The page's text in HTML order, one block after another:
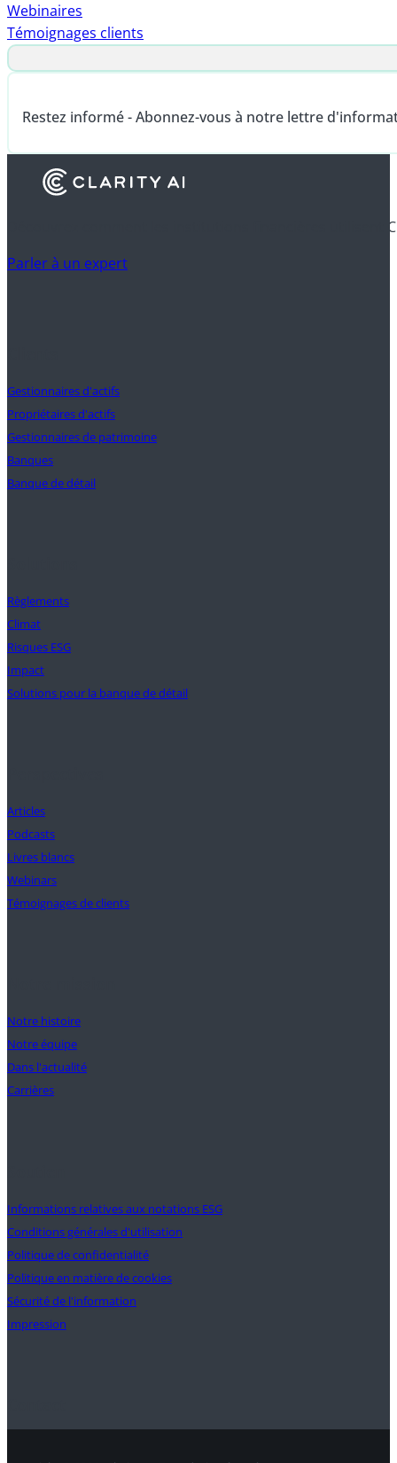
Webinaires
Témoignages clients
Restez informé - Abonnez-vous à notre lettre
Découvrez comment les institutions financières utilisent
Parler à un expert
Gestionnaires d'actifs
Propriétaires d'actifs
Gestionnaires de patrimoine
Banques
Banque de détail
Règlements
Climat
Risques ESG
Impact
Solutions pour la banque de détail
Articles
Podcasts
Livres blancs
Webinars
Témoignages de clients
Notre histoire
Notre équipe
Dans l'actualité
Carrières
Informations relatives aux notations ESG
Conditions générales d'utilisation
Politique de confidentialité
Politique en matière de cookies
Sécurité de l'information
Impression